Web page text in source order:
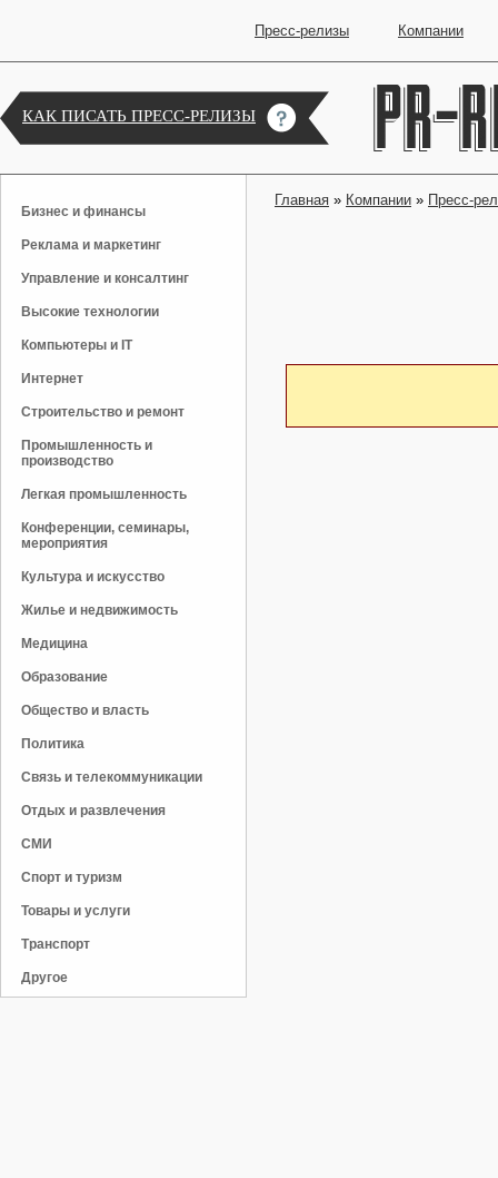
Пресс-релизы Компании
КАК ПИСАТЬ ПРЕСС-РЕЛИЗЫ
Бизнес и финансы
Реклама и маркетинг
Управление и консалтинг
Высокие технологии
Компьютеры и IT
Интернет
Строительство и ремонт
Промышленность и
производство
Легкая промышленность
Конференции, семинары,
мероприятия
Культура и искусство
Жилье и недвижимость
Медицина
Образование
Общество и власть
Политика
Связь и телекоммуникации
Отдых и развлечения
СМИ
Спорт и туризм
Товары и услуги
Транспорт
Другое
Главная » Компании » Пресс-